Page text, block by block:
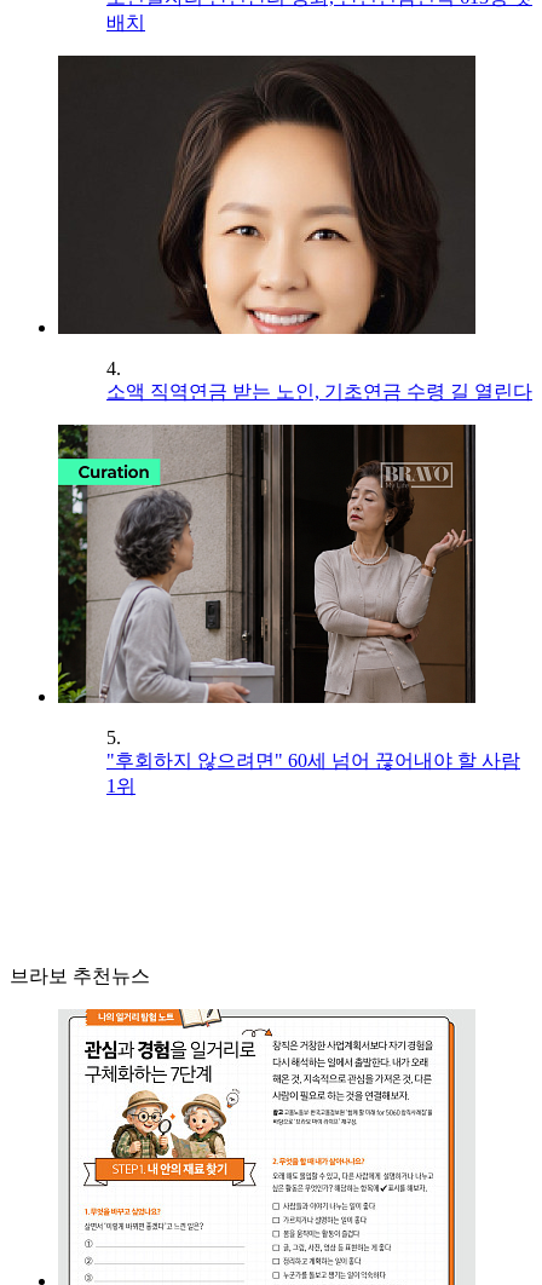
배치
4.
소액 직역연금 받는 노인, 기초연금 수령 길 열린다
5.
"후회하지 않으려면" 60세 넘어 끊어내야 할 사람
1위
브라보 추천뉴스